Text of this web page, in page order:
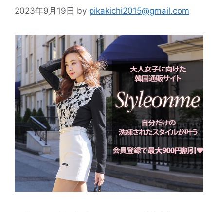
2023年9月19日 by pikakichi2015@gmail.com